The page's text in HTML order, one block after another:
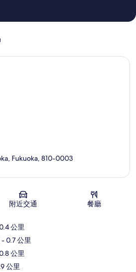
地圖
Fukuoka, 810-0003
附近交通 餐廳
公里
- 0.7 公里
公里
公里